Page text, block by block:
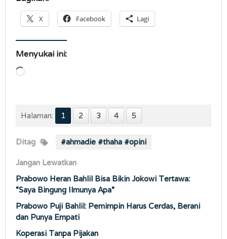
X Facebook Lagi
Menyukai ini:
Memuat...
Halaman: 1 2 3 4 5
Ditag #ahmadie #thaha #opini
Jangan Lewatkan
Prabowo Heran Bahlil Bisa Bikin Jokowi Tertawa:
“Saya Bingung Ilmunya Apa”
Prabowo Puji Bahlil: Pemimpin Harus Cerdas, Berani
dan Punya Empati
Koperasi Tanpa Pijakan